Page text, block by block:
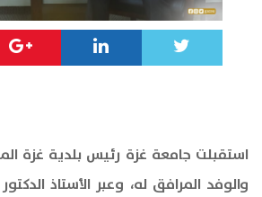
استقبلت جامعة غزة رئيس بلدية غزة
والوفد المرافق له، وعبر الأستاذ